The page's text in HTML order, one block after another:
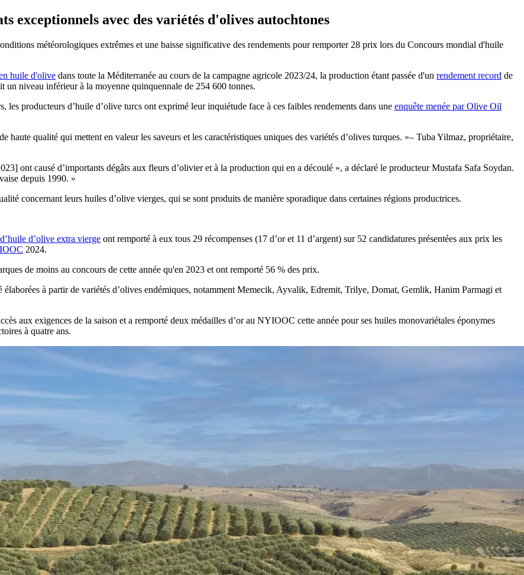
exceptionnels avec des variétés d'olives autochtones
météorologiques extrêmes et une baisse significative des rendements pour remporter 28 prix lors du Concours mondial d'huile
huile d'olive dans toute la Méditerranée au cours de la campagne agricole 2023/24, la production étant passée d'un rendement record de
niveau inférieur à la moyenne quinquennale de 254 600 tonnes.
les producteurs d’huile d’olive turcs ont exprimé leur inquiétude face à ces faibles rendements dans une enquête menée par Olive Oil
haute qualité qui mettent en valeur les saveurs et les caractéristiques uniques des variétés d’olives turques.
– Tuba Yilmaz, propriétaire,
ont causé d’importants dégâts aux fleurs d’olivier et à la production qui en a découlé », a déclaré le producteur Mustafa Safa Soydan.
depuis 1990. »
concernant leurs huiles d’olive vierges, qui se sont produits de manière sporadique dans certaines régions productrices.
d’huile d’olive extra vierge ont remporté à eux tous 29 récompenses (17 d’or et 11 d’argent) sur 52 candidatures présentées aux prix les
2024.
de moins au concours de cette année qu'en 2023 et ont remporté 56 % des prix.
élaborées à partir de variétés d’olives endémiques, notamment Memecik, Ayvalik, Edremit, Trilye, Domat, Gemlik, Hanim Parmagi et
aux exigences de la saison et a remporté deux médailles d’or au NYIOOC cette année pour ses huiles monovariétales éponymes
à quatre ans.